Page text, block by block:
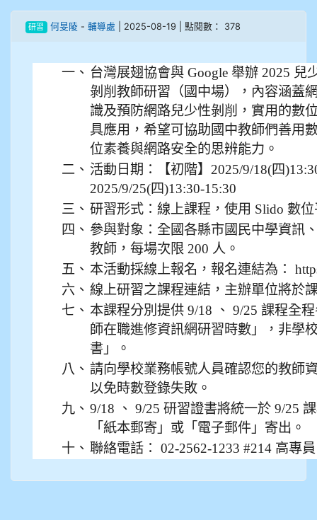
906江彥臻
907張晏寧
909林玉楓
910謝尚橙
910呂芃澔
910溫婕伶
911張 婷
912彭子宸
914王苡澄
研習 何旻陵- 輔導處 | 2025-08-19 | 點閱數： 378
一、 台灣展翅協會與 Google 舉辦 2025 兒
剝削教師研習（國中場），內容涵蓋
識及預防網路兒少性剝削，實用的數
具應用，希望可協助國中教師們善用
位素養與網路安全的思辨能力。
二、 活動日期：【初階】2025/9/18(四
2025/9/25(四)13:30-15:30
三、 研習形式：線上課程，使用 Slido 數
四、 參與對象：全國各縣市國民中學資訊
教師，每場次限 200 人。
五、 本活動採線上報名，報名連結為：
六、 線上研習之課程連結，主辦單位將於
七、 本課程分別提供 9/18 、 9/25 課程全
師在職進修資訊網研習時數」，非學
書」。
八、 請向學校業務帳號人員確認您的教師
以免時數登錄失敗。
九、 9/18 、 9/25 研習證書將統一於 9/25
「紙本郵寄」或「電子郵件」寄出。
十、 聯絡電話： 02-2562-1233 #214 高專員